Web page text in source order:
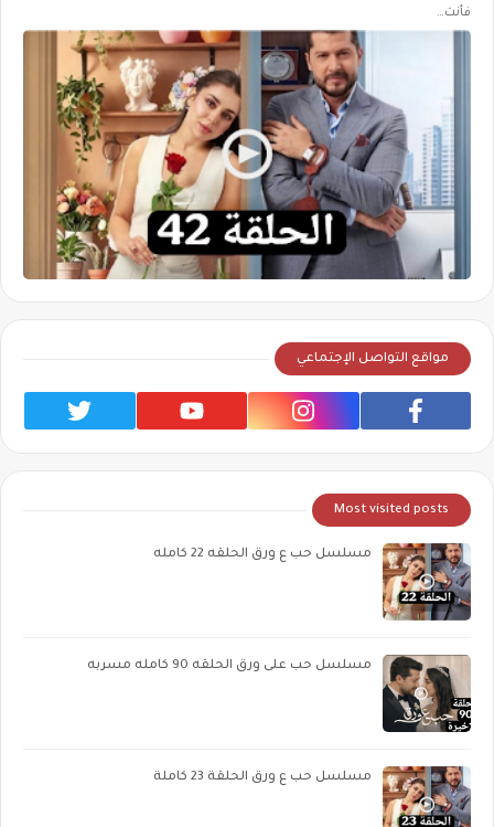
فأنت…
مواقع التواصل الإجتماعي
Most visited posts
مسلسل حب ع ورق الحلقه 22 كامله
مسلسل حب على ورق الحلقه 90 كامله مسربه
مسلسل حب ع ورق الحلقة 23 كاملة